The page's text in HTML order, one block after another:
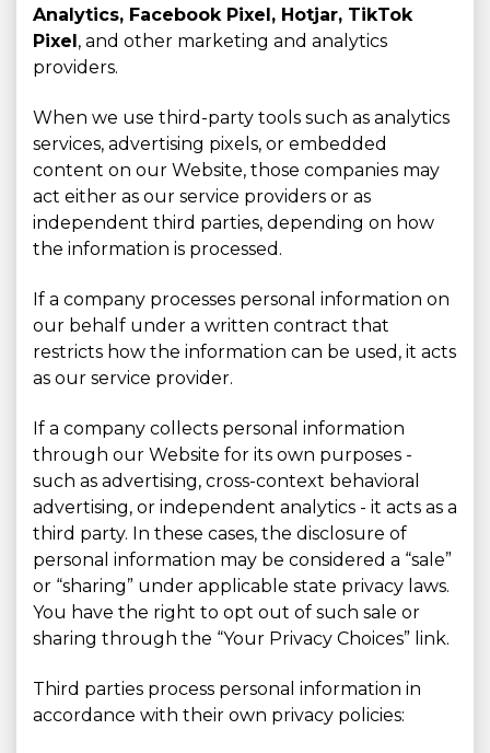
Analytics, Facebook Pixel, Hotjar, TikTok
Pixel, and other marketing and analytics
providers.
When we use third-party tools such as analytics
services, advertising pixels, or embedded
content on our Website, those companies may
act either as our service providers or as
independent third parties, depending on how
the information is processed.
If a company processes personal information on
our behalf under a written contract that
restricts how the information can be used, it acts
as our service provider.
If a company collects personal information
through our Website for its own purposes -
such as advertising, cross-context behavioral
advertising, or independent analytics - it acts as a
third party. In these cases, the disclosure of
personal information may be considered a “sale”
or “sharing” under applicable state privacy laws.
You have the right to opt out of such sale or
sharing through the “Your Privacy Choices” link.
Third parties process personal information in
accordance with their own privacy policies: